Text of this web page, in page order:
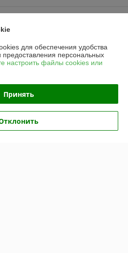
Deal.by
для обеспечения удобства
предоставления персональных
настроить файлы cookies или
Принять